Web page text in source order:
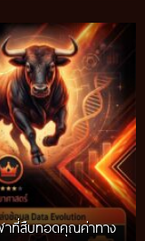
ที่สืบทอดคุณค่าทาง